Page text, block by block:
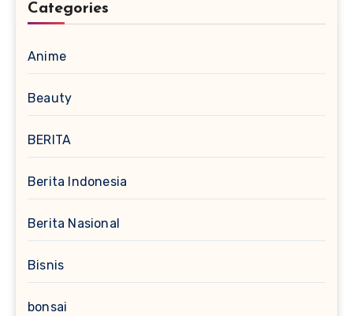
Categories
Anime
Beauty
BERITA
Berita Indonesia
Berita Nasional
Bisnis
bonsai